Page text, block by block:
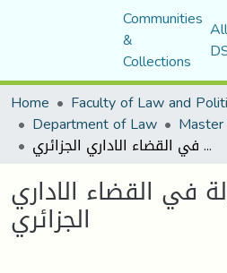
Communities
&
Collections
Home
Department of Law
محافظ الدولة في القضاء الاداري الجزائري
في القضاء الاداري
الجزائري